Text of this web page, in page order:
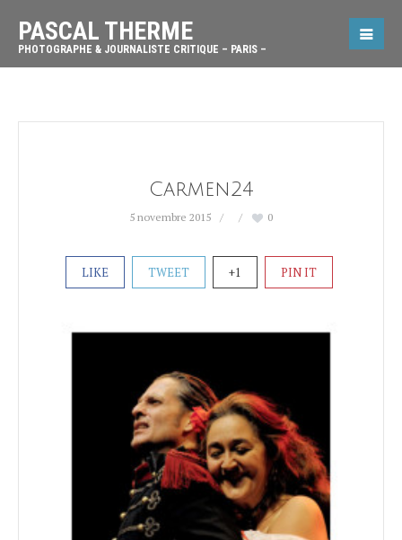
PASCAL THERME
PHOTOGRAPHE & JOURNALISTE CRITIQUE – PARIS –
Carmen24
5 novembre 2015 0
LIKE TWEET +1 PIN IT